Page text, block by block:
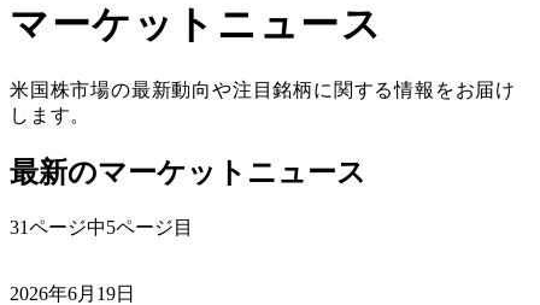
マーケットニュース
米国株市場の最新動向や注目銘柄に関する情報をお届け
します。
最新のマーケットニュース
31ページ中5ページ目
2026年6月19日